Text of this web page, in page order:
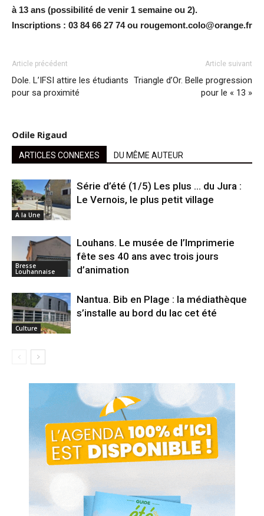
à 13 ans (possibilité de venir 1 semaine ou 2).
Inscriptions : 03 84 66 27 74 ou rougemont.colo@orange.fr
Article précédent
Dole. L’IFSI attire les étudiants
pour sa proximité
Article suivant
Triangle d’Or. Belle progression
pour le « 13 »
Odile Rigaud
ARTICLES CONNEXES DU MÊME AUTEUR
A la Une
Série d’été (1/5) Les plus … du Jura :
Le Vernois, le plus petit village
Bresse
Louhannaise
Louhans. Le musée de l’Imprimerie
fête ses 40 ans avec trois jours
d’animation
Culture
Nantua. Bib en Plage : la médiathèque
s’installe au bord du lac cet été